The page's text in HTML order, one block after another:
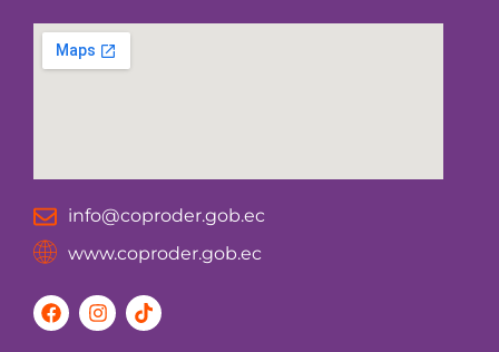
info@coproder.gob.ec
www.coproder.gob.ec
F
a
I
n
T
i